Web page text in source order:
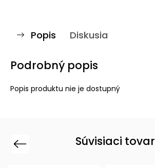
Popis Diskusia
Podrobný popis
Popis produktu nie je dostupný
Súvisiaci tovar
Previous